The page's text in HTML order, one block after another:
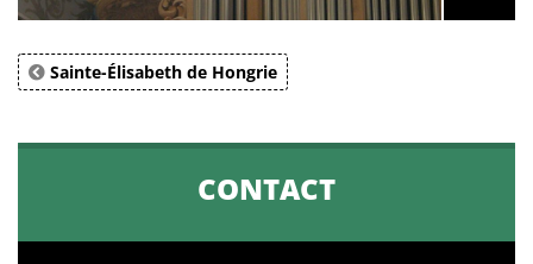
Sainte-Élisabeth de Hongrie
CONTACT